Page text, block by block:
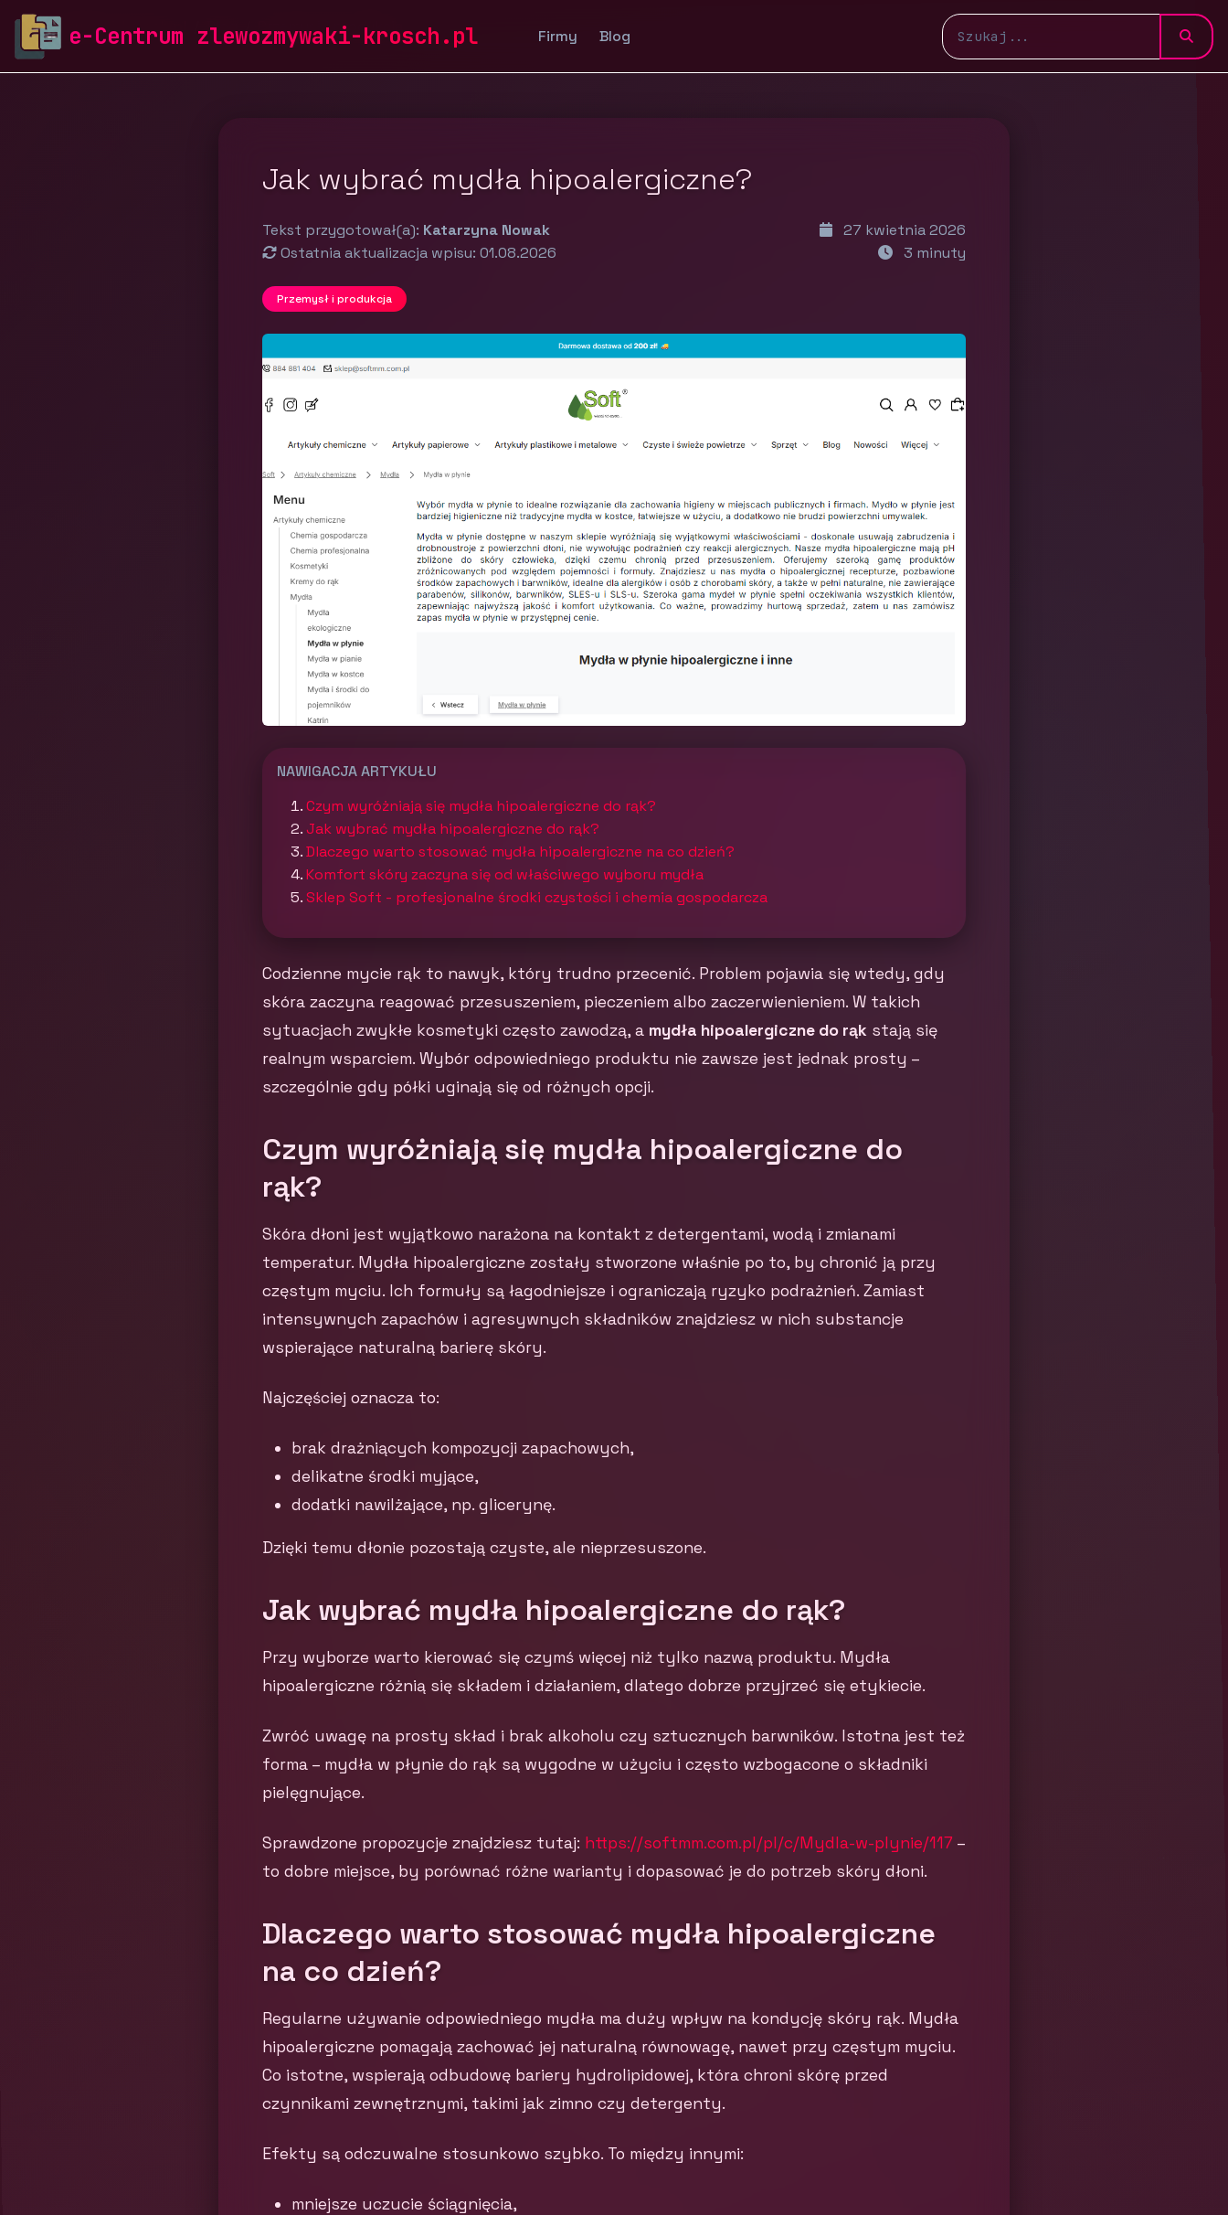
e-Centrum zlewozmywaki-krosch.pl Firmy Blog
zlewozmywaki-krosch.pl Blog Przemysł i produkcja
Jak wybrać mydła hipoalergiczne?
Tekst przygotował(a): Katarzyna Nowak
27 kwietnia 2026
Ostatnia aktualizacja wpisu: 01.08.2026
3 minuty
Przemysł i produkcja
NAWIGACJA ARTYKUŁU
Czym wyróżniają się mydła hipoalergiczne do rąk?
Jak wybrać mydła hipoalergiczne do rąk?
Dlaczego warto stosować mydła hipoalergiczne na co dzień?
Komfort skóry zaczyna się od właściwego wyboru mydła
Sklep Soft - profesjonalne środki czystości i chemia gospodarcza
Codzienne mycie rąk to nawyk, który trudno przecenić. Problem pojawia się wtedy, gdy
skóra zaczyna reagować przesuszeniem, pieczeniem albo zaczerwienieniem. W takich
sytuacjach zwykłe kosmetyki często zawodzą, a mydła hipoalergiczne do rąk stają się
realnym wsparciem. Wybór odpowiedniego produktu nie zawsze jest jednak prosty –
szczególnie gdy półki uginają się od różnych opcji.
Czym wyróżniają się mydła hipoalergiczne do
rąk?
Skóra dłoni jest wyjątkowo narażona na kontakt z detergentami, wodą i zmianami
temperatur. Mydła hipoalergiczne zostały stworzone właśnie po to, by chronić ją przy
częstym myciu. Ich formuły są łagodniejsze i ograniczają ryzyko podrażnień. Zamiast
intensywnych zapachów i agresywnych składników znajdziesz w nich substancje
wspierające naturalną barierę skóry.
Najczęściej oznacza to:
brak drażniących kompozycji zapachowych,
delikatne środki myjące,
dodatki nawilżające, np. glicerynę.
Dzięki temu dłonie pozostają czyste, ale nieprzesuszone.
Jak wybrać mydła hipoalergiczne do rąk?
Przy wyborze warto kierować się czymś więcej niż tylko nazwą produktu. Mydła
hipoalergiczne różnią się składem i działaniem, dlatego dobrze przyjrzeć się etykiecie.
Zwróć uwagę na prosty skład i brak alkoholu czy sztucznych barwników. Istotna jest też
forma – mydła w płynie do rąk są wygodne w użyciu i często wzbogacone o składniki
pielęgnujące.
Sprawdzone propozycje znajdziesz tutaj: https://softmm.com.pl/pl/c/Mydla-w-plynie/117 –
to dobre miejsce, by porównać różne warianty i dopasować je do potrzeb skóry dłoni.
Dlaczego warto stosować mydła hipoalergiczne
na co dzień?
Regularne używanie odpowiedniego mydła ma duży wpływ na kondycję skóry rąk. Mydła
hipoalergiczne pomagają zachować jej naturalną równowagę, nawet przy częstym myciu.
Co istotne, wspierają odbudowę bariery hydrolipidowej, która chroni skórę przed
czynnikami zewnętrznymi, takimi jak zimno czy detergenty.
Efekty są odczuwalne stosunkowo szybko. To między innymi:
mniejsze uczucie ściągnięcia,